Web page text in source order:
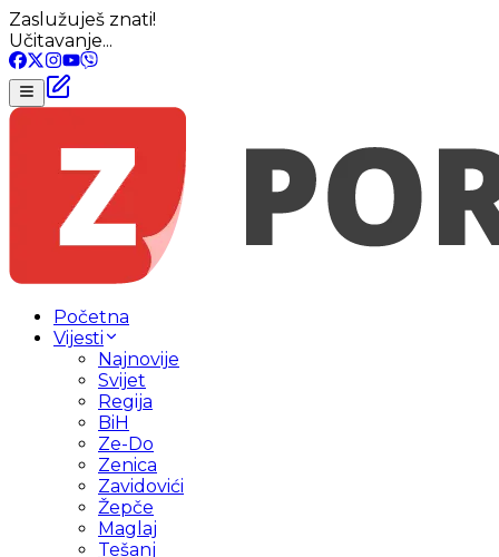
Zaslužuješ znati!
Učitavanje...
Početna
Vijesti
Najnovije
Svijet
Regija
BiH
Ze-Do
Zenica
Zavidovići
Žepče
Maglaj
Tešanj